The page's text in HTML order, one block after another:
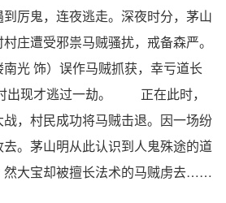
厉鬼，连夜逃走。深夜时分，茅山
庄遭受邪祟马贼骚扰，戒备森严。
光 饰）误作马贼抓获，幸亏道长
出现才逃过一劫。 正在此时，
，村民成功将马贼击退。因一场纷
。茅山明从此认识到人鬼殊途的道
然大宝却被擅长法术的马贼虏去……